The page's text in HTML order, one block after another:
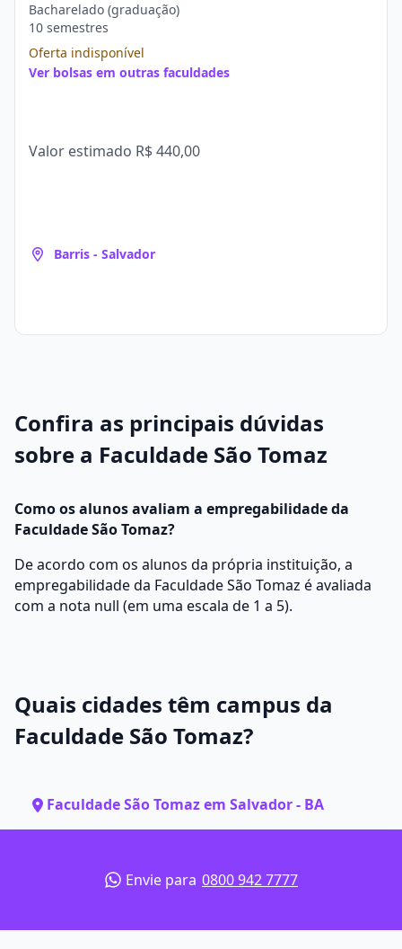
Bacharelado (graduação)
10 semestres
Oferta indisponível
Ver bolsas em outras faculdades
Valor estimado R$ 440,00
Barris - Salvador
Confira as principais dúvidas
sobre a Faculdade São Tomaz
Como os alunos avaliam a empregabilidade da
Faculdade São Tomaz?
De acordo com os alunos da própria instituição, a
empregabilidade da Faculdade São Tomaz é avaliada
com a nota null (em uma escala de 1 a 5).
Quais cidades têm campus da
Faculdade São Tomaz?
Faculdade São Tomaz em Salvador - BA
Envie para 0800 942 7777